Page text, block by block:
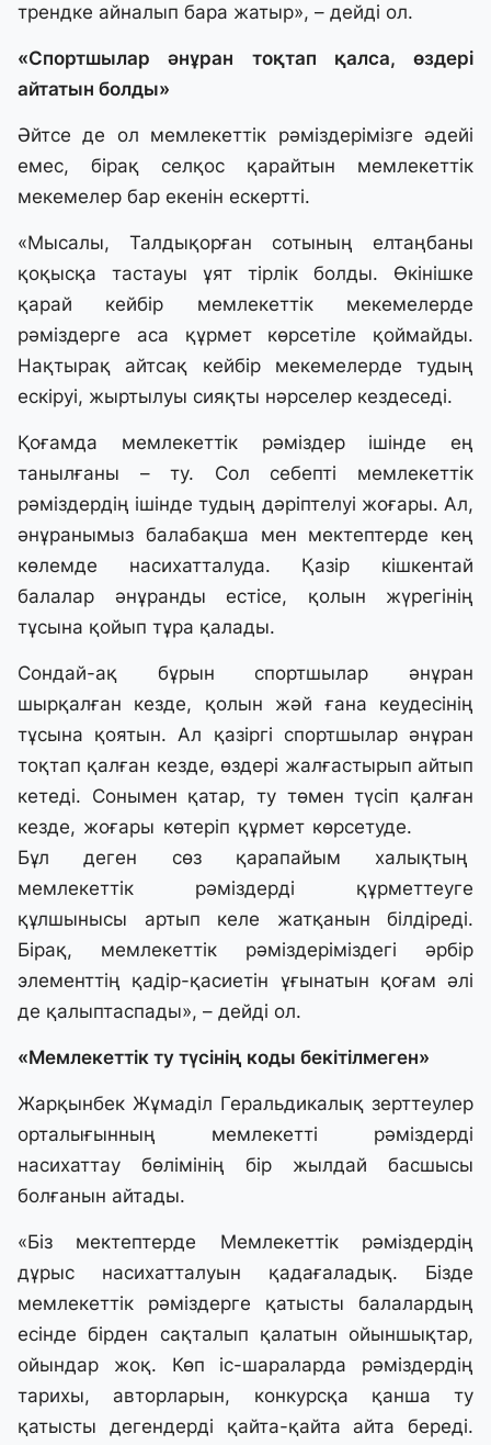
трендке айналып бара жатыр», – дейді ол.
«Спортшылар әнұран тоқтап қалса, өздері
айтатын болды»
Әйтсе де ол мемлекеттік рәміздерімізге әдейі
емес, бірақ селқос қарайтын мемлекеттік
мекемелер бар екенін ескертті.
«Мысалы, Талдықорған сотының елтаңбаны
қоқысқа тастауы ұят тірлік болды. Өкінішке
қарай кейбір мемлекеттік мекемелерде
рәміздерге аса құрмет көрсетіле қоймайды.
Нақтырақ айтсақ кейбір мекемелерде тудың
ескіруі, жыртылуы сияқты нәрселер кездеседі.
Қоғамда мемлекеттік рәміздер ішінде ең
танылғаны – ту. Сол себепті мемлекеттік
рәміздердің ішінде тудың дәріптелуі жоғары. Ал,
әнұранымыз балабақша мен мектептерде кең
көлемде насихатталуда. Қазір кішкентай
балалар әнұранды естісе, қолын жүрегінің
тұсына қойып тұра қалады.
Сондай-ақ бұрын спортшылар әнұран
шырқалған кезде, қолын жәй ғана кеудесінің
тұсына қоятын. Ал қазіргі спортшылар әнұран
тоқтап қалған кезде, өздері жалғастырып айтып
кетеді. Сонымен қатар, ту төмен түсіп қалған
кезде, жоғары көтеріп құрмет көрсетуде.
Бұл деген сөз қарапайым халықтың
мемлекеттік рәміздерді құрметтеуге
құлшынысы артып келе жатқанын білдіреді.
Бірақ, мемлекеттік рәміздеріміздегі әрбір
элементтің қадір-қасиетін ұғынатын қоғам әлі
де қалыптаспады», – дейді ол.
«Мемлекеттік ту түсінің коды бекітілмеген»
Жарқынбек Жұмаділ Геральдикалық зерттеулер
орталығынның мемлекетті рәміздерді
насихаттау бөлімінің бір жылдай басшысы
болғанын айтады.
«Біз мектептерде Мемлекеттік рәміздердің
дұрыс насихатталуын қадағаладық. Бізде
мемлекеттік рәміздерге қатысты балалардың
есінде бірден сақталып қалатын ойыншықтар,
ойындар жоқ. Көп іс-шараларда рәміздердің
тарихы, авторларын, конкурсқа қанша ту
қатысты дегендерді қайта-қайта айта береді.